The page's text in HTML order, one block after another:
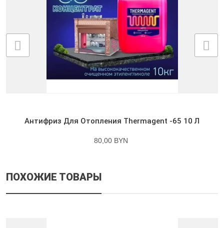
Антифриз Для Отопления Thermagent -65 10 Л
80,00 BYN
ПОХОЖИЕ ТОВАРЫ